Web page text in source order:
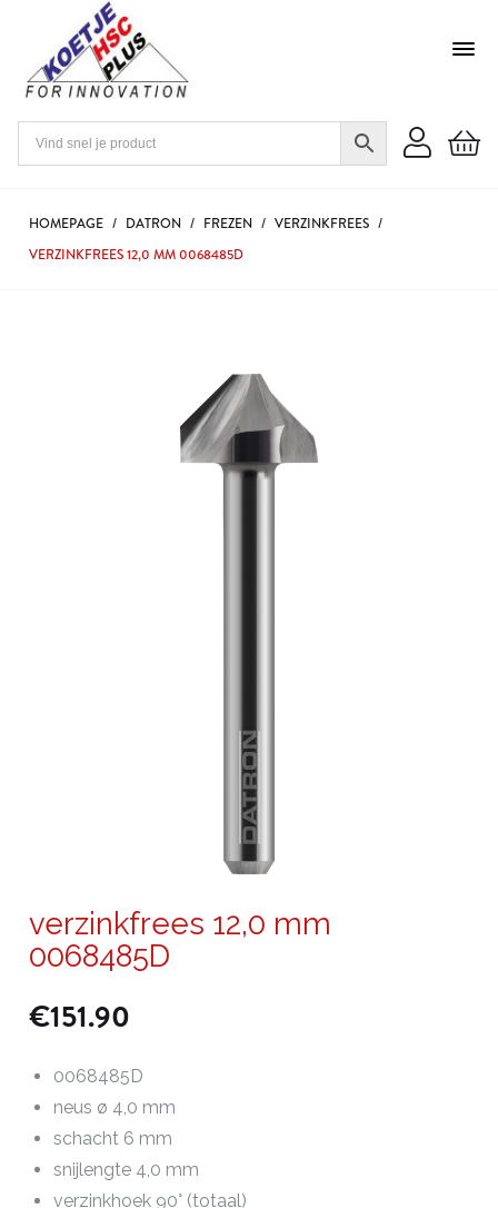
HOMEPAGE / DATRON / FREZEN / VERZINKFREES /
VERZINKFREES 12,0 MM 0068485D
verzinkfrees 12,0 mm
0068485D
€151.90
0068485D
neus ø 4,0 mm
schacht 6 mm
snijlengte 4,0 mm
verzinkhoek 90° (totaal)